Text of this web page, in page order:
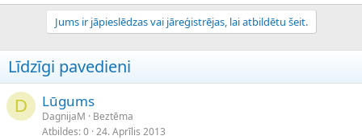
Jums ir jāpieslēdzas vai jāreģistrējas, lai atbildētu šeit.
Līdzīgi pavedieni
D Lūgums
DagnijaM
Beztēma
Atbildes 0 24. Aprīlis 2013